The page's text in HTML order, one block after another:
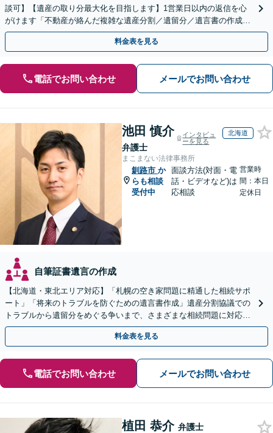
談可】【遺産の取り分最大化を目指します】1営業日以内の返信を心
がけます「不動産が絡んだ複雑な遺産分割／遺留分／遺言書の作成・
執行／事業承継など、お任せください」【休日相談あり】
料金表を見る
電話でお問い合わせ メールでお問い合わせ
池田 慎介
弁護士
インタビュ
ーを見る
北海道
まこまない法律事務所
釧路市 か
らも相談
受付中
面談方法(対面・電
話・ビデオなど)は
応相談
営業時
間：本日
定休日
自筆証書遺言の作成
【北海道・東北エリア対応】「札幌の空き家問題に精通した相続サポ
ート」「将来のトラブルを防ぐための遺言書作成」遺産分割協議での
トラブルから遺留分をめぐる争いまで、さまざまな相続問題に対応し
ています「アクセス良好・WEB面談対応で安心の相談」
料金表を見る
電話でお問い合わせ メールでお問い合わせ
植田 恭介 弁護士